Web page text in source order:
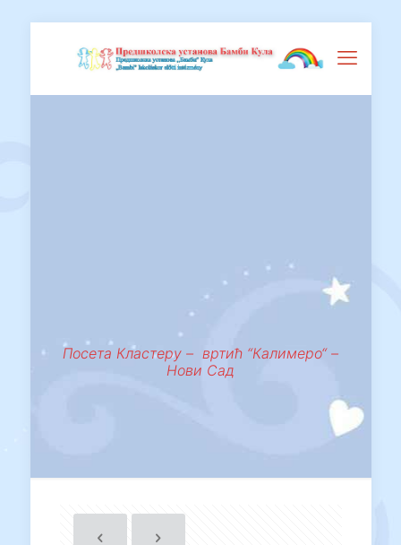
Посета Кластеру – вртић “Калимеро“ –
Нови Сад